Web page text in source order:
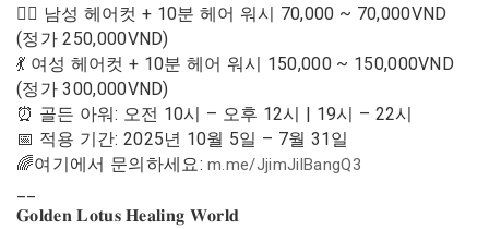
🧍‍♂️ 남성 헤어컷 + 10분 헤어 워시 70,000 ~ 70,000VND
(정가 250,000VND)
💃 여성 헤어컷 + 10분 헤어 워시 150,000 ~ 150,000VND
(정가 300,000VND)
⏰ 골든 아워: 오전 10시 – 오후 12시 | 19시 – 22시
📅 적용 기간: 2025년 10월 5일 – 7월 31일
🌈여기에서 문의하세요:m.me/JjimJilBangQ3
𝐆𝐨𝐥𝐝𝐞𝐧 𝐋𝐨𝐭𝐮𝐬 𝐇𝐞𝐚𝐥𝐢𝐧𝐠 𝐖𝐨𝐫𝐥𝐝